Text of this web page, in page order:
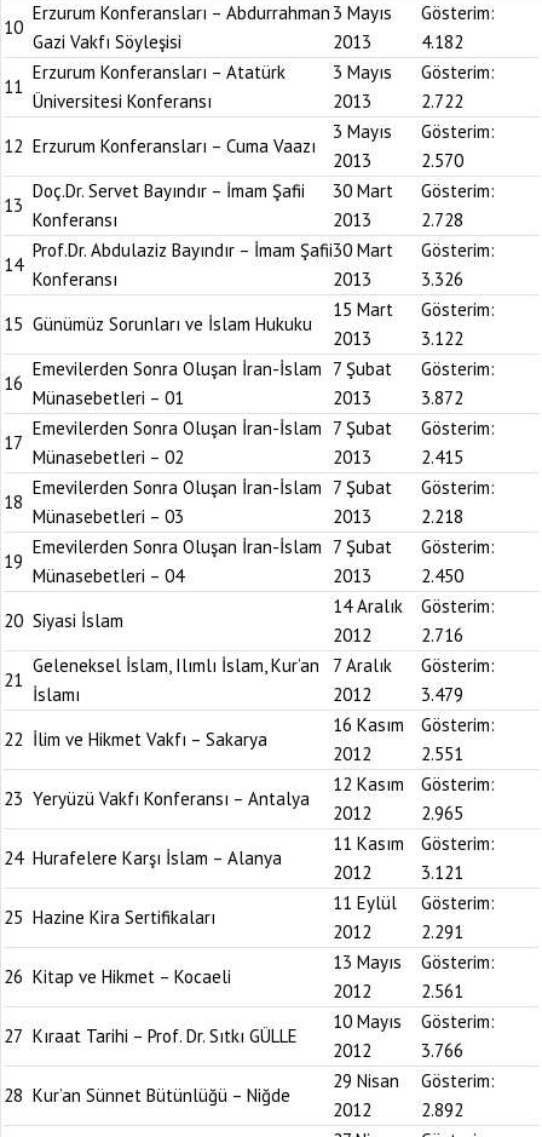
10
Erzurum Konferansları – Abdurrahman
Gazi Vakfı Söyleşisi
3 Mayıs
2013
Gösterim:
4.182
11
Erzurum Konferansları – Atatürk
Üniversitesi Konferansı
3 Mayıs
2013
Gösterim:
2.722
12 Erzurum Konferansları – Cuma Vaazı
3 Mayıs
2013
Gösterim:
2.570
13
Doç.Dr. Servet Bayındır – İmam Şafii
Konferansı
30 Mart
2013
Gösterim:
2.728
14
Prof.Dr. Abdulaziz Bayındır – İmam Şafii
Konferansı
30 Mart
2013
Gösterim:
3.326
15 Günümüz Sorunları ve İslam Hukuku
15 Mart
2013
Gösterim:
3.122
16
Emevilerden Sonra Oluşan İran-İslam
Münasebetleri – 01
7 Şubat
2013
Gösterim:
3.872
17
Emevilerden Sonra Oluşan İran-İslam
Münasebetleri – 02
7 Şubat
2013
Gösterim:
2.415
18
Emevilerden Sonra Oluşan İran-İslam
Münasebetleri – 03
7 Şubat
2013
Gösterim:
2.218
19
Emevilerden Sonra Oluşan İran-İslam
Münasebetleri – 04
7 Şubat
2013
Gösterim:
2.450
20 Siyasi İslam
14 Aralık
2012
Gösterim:
2.716
21
Geleneksel İslam, Ilımlı İslam, Kur’an
İslamı
7 Aralık
2012
Gösterim:
3.479
22 İlim ve Hikmet Vakfı – Sakarya
16 Kasım
2012
Gösterim:
2.551
23 Yeryüzü Vakfı Konferansı – Antalya
12 Kasım
2012
Gösterim:
2.965
24 Hurafelere Karşı İslam – Alanya
11 Kasım
2012
Gösterim:
3.121
25 Hazine Kira Sertifikaları
11 Eylül
2012
Gösterim:
2.291
26 Kitap ve Hikmet – Kocaeli
13 Mayıs
2012
Gösterim:
2.561
27 Kıraat Tarihi – Prof. Dr. Sıtkı GÜLLE
10 Mayıs
2012
Gösterim:
3.766
28 Kur’an Sünnet Bütünlüğü – Niğde
29 Nisan
2012
Gösterim:
2.892